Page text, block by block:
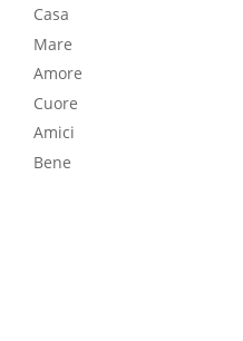
Casa
Mare
Amore
Cuore
Amici
Bene